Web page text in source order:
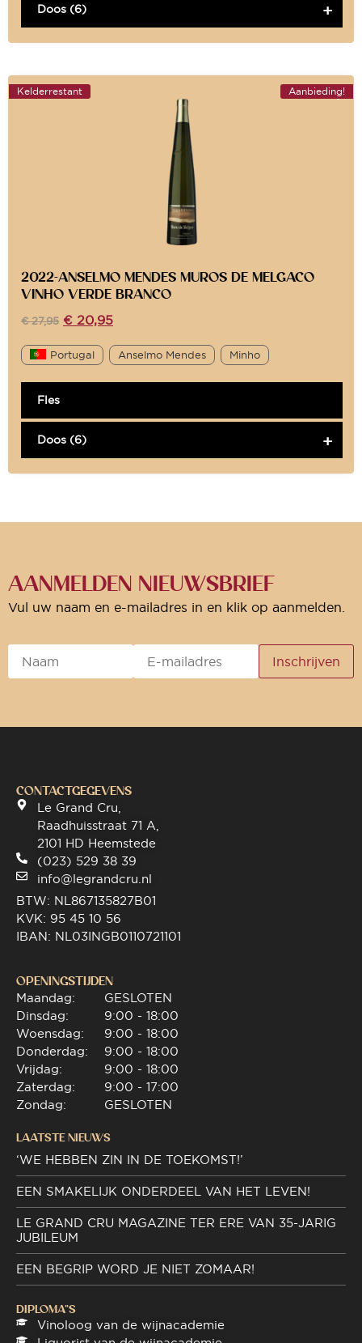
Doos (6)
Aanbieding!
Kelderrestant
2022-ANSELMO MENDES MUROS DE MELGACO
VINHO VERDE BRANCO
€27,95 € 20,95
Portugal Anselmo Mendes Minho
Fles
Doos (6)
AANMELDEN NIEUWSBRIEF
Vul uw naam en e-mailadres in en klik op aanmelden.
CONTACTGEGEVENS
Le Grand Cru,
Raadhuisstraat 71 A,
2101 HD Heemstede
(023) 529 38 39
info@legrandcru.nl
BTW: NL867135827B01
KVK: 95 45 10 56
IBAN: NL03INGB0110721101
OPENINGSTIJDEN
Maandag:
Dinsdag:
Woensdag:
Donderdag:
Vrijdag:
Zaterdag:
Zondag:
GESLOTEN
9:00 - 18:00
9:00 - 18:00
9:00 - 18:00
9:00 - 18:00
9:00 - 17:00
GESLOTEN
LAATSTE NIEUWS
‘WE HEBBEN ZIN IN DE TOEKOMST!’
EEN SMAKELIJK ONDERDEEL VAN HET LEVEN!
LE GRAND CRU MAGAZINE TER ERE VAN 35-JARIG
JUBILEUM
EEN BEGRIP WORD JE NIET ZOMAAR!
DIPLOMA"S
Vinoloog van de wijnacademie